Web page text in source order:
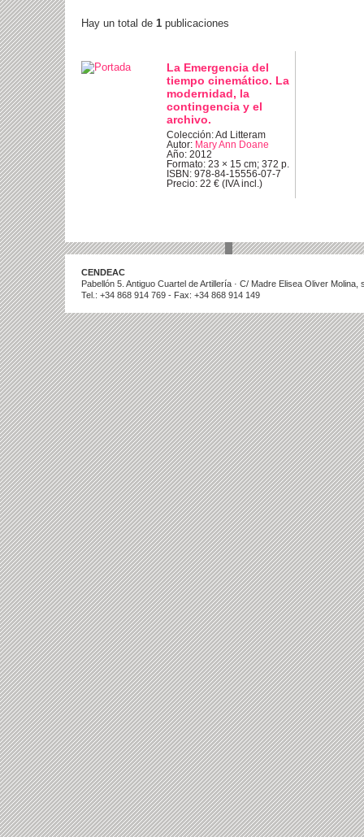
Hay un total de 1 publicaciones
La Emergencia del
tiempo cinemático. La
modernidad, la
contingencia y el
archivo.
Colección: Ad Litteram
Autor: Mary Ann Doane
Año: 2012
Formato: 23 × 15 cm; 372 p.
ISBN: 978-84-15556-07-7
Precio: 22 € (IVA incl.)
CENDEAC
Pabellón 5. Antiguo Cuartel de Artillería · C/ Madre Elisea Oliver
Tel.: +34 868 914 769 - Fax: +34 868 914 149